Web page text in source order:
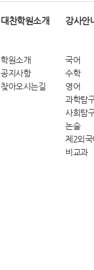
대찬학원소개
학원소개
공지사항
찾아오시는길
강사안
국어
수학
영어
과학탐
사회탐
논술
제2외국
비교과